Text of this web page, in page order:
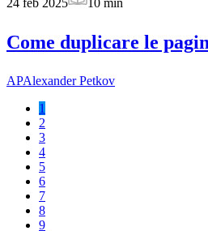
24 feb 2025
10 min
Come duplicare le
APAlexander Petkov
1
2
3
4
5
6
7
8
9